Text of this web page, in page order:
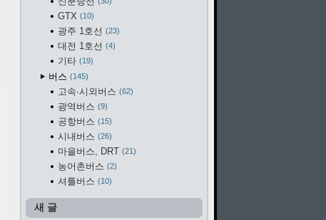
GTX 10
광주 1호선 23
대전 1호선 4
기타 19
버스 145
고속·시외버스 62
광역버스 9
공항버스 15
시내버스 26
마을버스, DRT 21
농어촌버스 2
셔틀버스 10
새 글